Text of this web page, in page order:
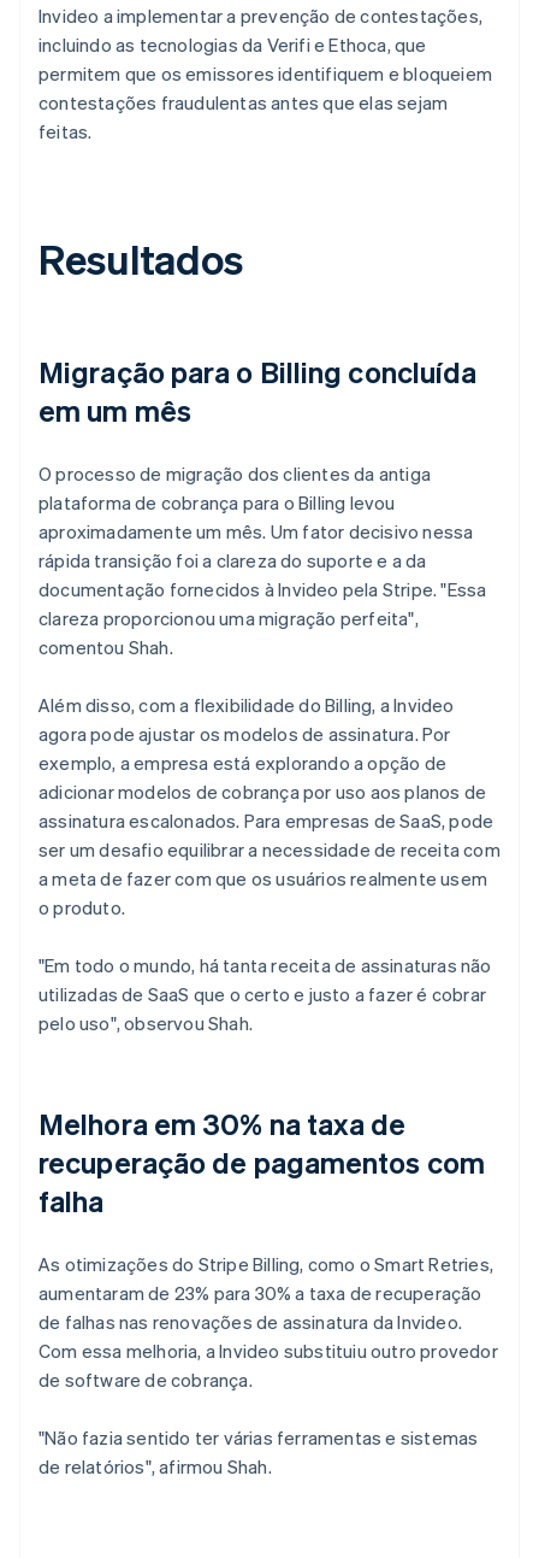
Invideo a implementar a prevenção de contestações,
incluindo as tecnologias da Verifi e Ethoca, que
permitem que os emissores identifiquem e bloqueiem
contestações fraudulentas antes que elas sejam
feitas.
Resultados
Migração para o Billing concluída
em um mês
O processo de migração dos clientes da antiga
plataforma de cobrança para o Billing levou
aproximadamente um mês. Um fator decisivo nessa
rápida transição foi a clareza do suporte e a da
documentação fornecidos à Invideo pela Stripe. "Essa
clareza proporcionou uma migração perfeita",
comentou Shah.
Além disso, com a flexibilidade do Billing, a Invideo
agora pode ajustar os modelos de assinatura. Por
exemplo, a empresa está explorando a opção de
adicionar modelos de cobrança por uso aos planos de
assinatura escalonados. Para empresas de SaaS, pode
ser um desafio equilibrar a necessidade de receita com
a meta de fazer com que os usuários realmente usem
o produto.
"Em todo o mundo, há tanta receita de assinaturas não
utilizadas de SaaS que o certo e justo a fazer é cobrar
pelo uso", observou Shah.
Melhora em 30% na taxa de
recuperação de pagamentos com
falha
As otimizações do Stripe Billing, como o Smart Retries,
aumentaram de 23% para 30% a taxa de recuperação
de falhas nas renovações de assinatura da Invideo.
Com essa melhoria, a Invideo substituiu outro provedor
de software de cobrança.
"Não fazia sentido ter várias ferramentas e sistemas
de relatórios", afirmou Shah.